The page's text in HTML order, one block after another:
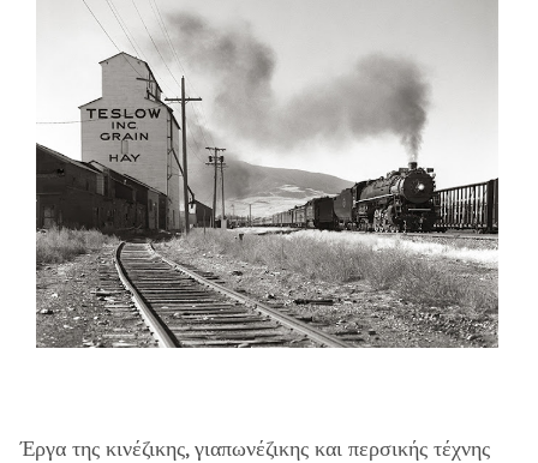
Έργα της κινέζικης, γιαπωνέζικης και περσικής τέχνης